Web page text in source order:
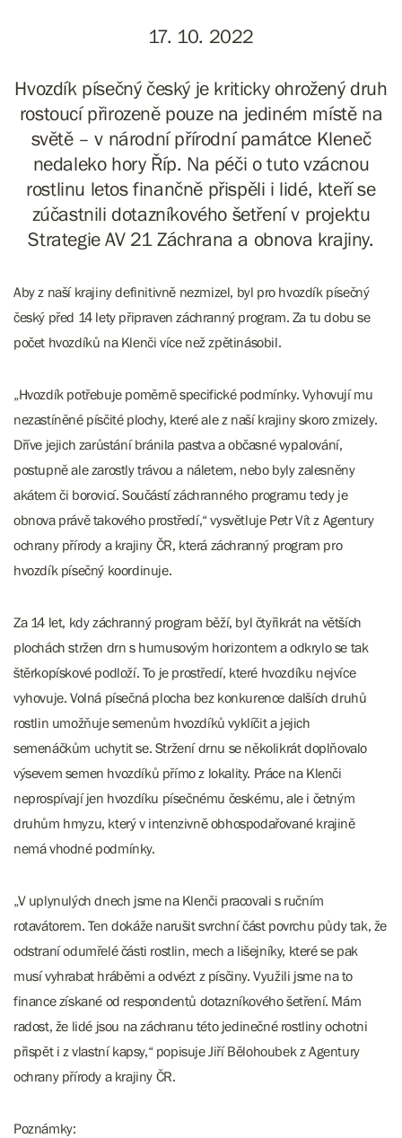
17. 10. 2022
Hvozdík písečný český je kriticky ohrožený druh
rostoucí přirozeně pouze na jediném místě na
světě – v národní přírodní památce Kleneč
nedaleko hory Říp. Na péči o tuto vzácnou
rostlinu letos finančně přispěli i lidé, kteří se
zúčastnili dotazníkového šetření v projektu
Strategie AV 21 Záchrana a obnova krajiny.
Aby z naší krajiny definitivně nezmizel, byl pro hvozdík písečný
český před 14 lety připraven záchranný program. Za tu dobu se
počet hvozdíků na Klenči více než zpětinásobil.
„Hvozdík potřebuje poměrně specifické podmínky. Vyhovují mu
nezastíněné písčité plochy, které ale z naší krajiny skoro zmizely.
Dříve jejich zarůstání bránila pastva a občasné vypalování,
postupně ale zarostly trávou a náletem, nebo byly zalesněny
akátem či borovicí. Součástí záchranného programu tedy je
obnova právě takového prostředí,“ vysvětluje Petr Vít z Agentury
ochrany přírody a krajiny ČR, která záchranný program pro
hvozdík písečný koordinuje.
Za 14 let, kdy záchranný program běží, byl čtyřikrát na větších
plochách stržen drn s humusovým horizontem a odkrylo se tak
štěrkopískové podloží. To je prostředí, které hvozdíku nejvíce
vyhovuje. Volná písečná plocha bez konkurence dalších druhů
rostlin umožňuje semenům hvozdíků vyklíčit a jejich
semenáčkům uchytit se. Stržení drnu se několikrát doplňovalo
výsevem semen hvozdíků přímo z lokality. Práce na Klenči
neprospívají jen hvozdíku písečnému českému, ale i četným
druhům hmyzu, který v intenzivně obhospodařované krajině
nemá vhodné podmínky.
„V uplynulých dnech jsme na Klenči pracovali s ručním
rotavátorem. Ten dokáže narušit svrchní část povrchu půdy tak, že
odstraní odumřelé části rostlin, mech a lišejníky, které se pak
musí vyhrabat hráběmi a odvézt z písčiny. Využili jsme na to
finance získané od respondentů dotazníkového šetření. Mám
radost, že lidé jsou na záchranu této jedinečné rostliny ochotni
přispět i z vlastní kapsy,“ popisuje Jiří Bělohoubek z Agentury
ochrany přírody a krajiny ČR.
Poznámky: